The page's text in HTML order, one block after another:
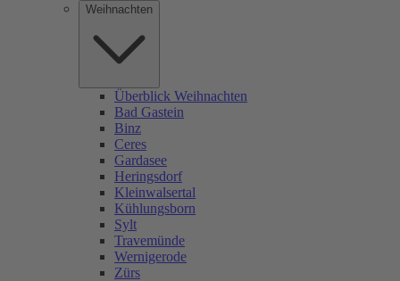
Weihnachten
Überblick Weihnachten
Bad Gastein
Binz
Ceres
Gardasee
Heringsdorf
Kleinwalsertal
Kühlungsborn
Sylt
Travemünde
Wernigerode
Zürs